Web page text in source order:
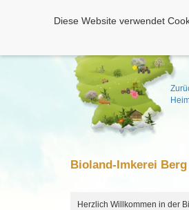
Diese Website verwendet
Bioland-Imkerei
Herzlich Willkommen in der